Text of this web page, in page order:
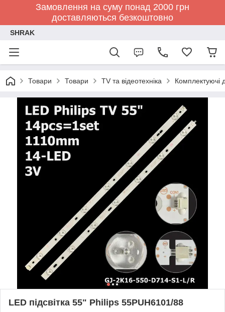
Замовлення на суму понад 2000 грн
доставляються безкоштовно
SHRAK
Товари Товари TV та відеотехніка Комплектуючі
LED підсвітка 55" Philips 55PUH6101/88